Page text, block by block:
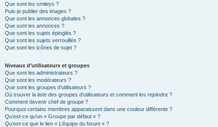
Que sont les smileys ?
Puis-je publier des images ?
Que sont les annonces globales ?
Que sont les annonces ?
Que sont les sujets épinglés ?
Que sont les sujets verrouillés ?
Que sont les icônes de sujet ?
Niveaux d’utilisateurs et groupes
Que sont les administrateurs ?
Que sont les modérateurs ?
Que sont les groupes d’utilisateurs ?
Où trouver la liste des groupes d’utilisateurs et comment les rejoindre ?
Comment devenir chef de groupe ?
Pourquoi certains membres apparaissent dans une couleur différente ?
Qu’est-ce qu’un « Groupe par défaut » ?
Qu’est-ce que le lien « L’équipe du forum » ?